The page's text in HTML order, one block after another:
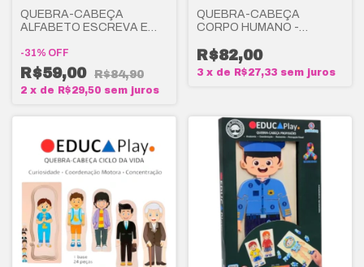
QUEBRA-CABEÇA
ALFABETO ESCREVA E
DE CRIANÇA
-31% OFF
R$59,00 R$84,90
2 x de R$29,50 sem juros
QUEBRA-CABEÇA
CORPO HUMANO -
R$82,00
3 x de R$27,33 sem juros